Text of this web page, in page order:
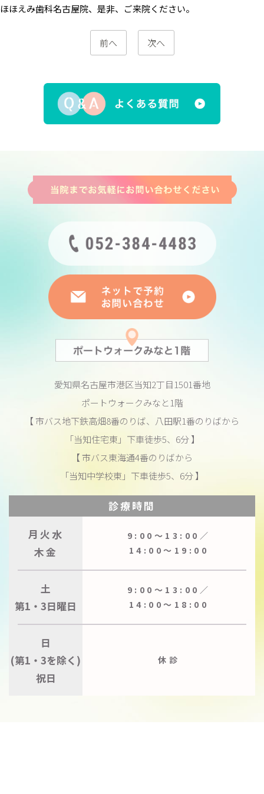
ほほえみ歯科名古屋院、是非、ご来院ください。
前へ 次へ
愛知県名古屋市港区当知2丁目1501番地
ポートウォークみなと1階
【 市バス地下鉄高畑8番のりば、八田駅1番のりばから
「当知住宅東」下車徒歩5、6分 】
【 市バス東海通4番のりばから
「当知中学校東」下車徒歩5、6分 】
診療時間
月火水
木金
9:00〜13:00／
14:00〜19:00
土
第1・3日曜日
9:00〜13:00／
14:00〜18:00
日
(第1・3を除く)
祝日
休診